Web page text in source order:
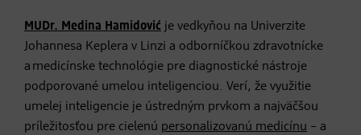
MUDr. Medina Hamidović je vedkyňou na Univerzite
Johannesa Keplera v Linzi a odborníčkou zdravotnícke
a medicínske technológie pre diagnostické nástroje
podporované umelou inteligenciou. Verí, že využitie
umelej inteligencie je ústredným prvkom a najväčšou
príležitosťou pre cielenú personalizovanú medicínu – a